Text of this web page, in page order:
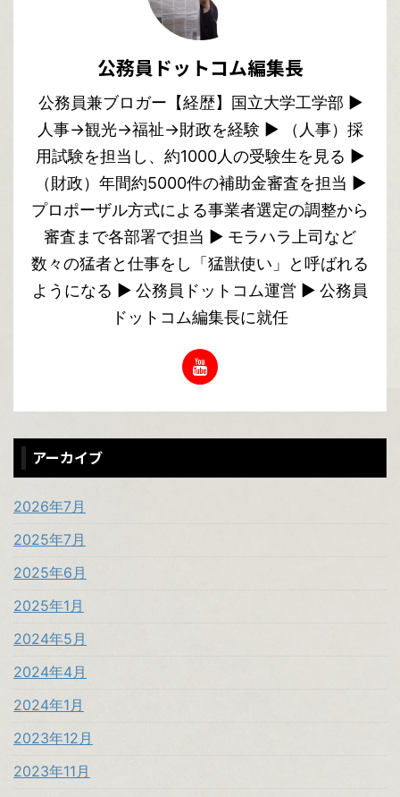
公務員ドットコム編集長
公務員兼ブロガー【経歴】国立大学工学部 ▶︎
人事→観光→福祉→財政を経験 ▶︎ （人事）採
用試験を担当し、約1000人の受験生を見る ▶︎
（財政）年間約5000件の補助金審査を担当 ▶︎
プロポーザル方式による事業者選定の調整から
審査まで各部署で担当 ▶︎ モラハラ上司など
数々の猛者と仕事をし「猛獣使い」と呼ばれる
ようになる ▶︎ 公務員ドットコム運営 ▶︎ 公務員
ドットコム編集長に就任
アーカイブ
2026年7月
2025年7月
2025年6月
2025年1月
2024年5月
2024年4月
2024年1月
2023年12月
2023年11月